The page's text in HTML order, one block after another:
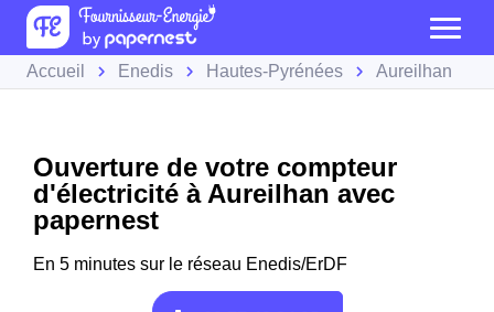
Accueil Enedis Hautes-Pyrénées Aureilhan